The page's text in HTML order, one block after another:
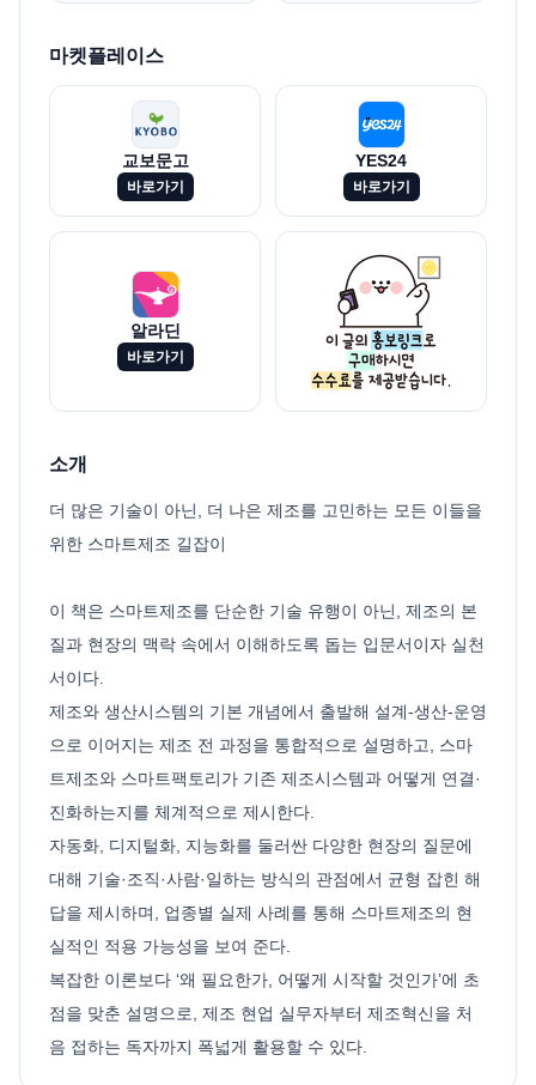
마켓플레이스
교보문고
바로가기
YES24
바로가기
알라딘
바로가기
소개
더 많은 기술이 아닌, 더 나은 제조를 고민하는 모든 이들을
위한 스마트제조 길잡이
이 책은 스마트제조를 단순한 기술 유행이 아닌, 제조의 본
질과 현장의 맥락 속에서 이해하도록 돕는 입문서이자 실천
서이다.
제조와 생산시스템의 기본 개념에서 출발해 설계-생산-운영
으로 이어지는 제조 전 과정을 통합적으로 설명하고, 스마
트제조와 스마트팩토리가 기존 제조시스템과 어떻게 연결·
진화하는지를 체계적으로 제시한다.
자동화, 디지털화, 지능화를 둘러싼 다양한 현장의 질문에
대해 기술·조직·사람·일하는 방식의 관점에서 균형 잡힌 해
답을 제시하며, 업종별 실제 사례를 통해 스마트제조의 현
실적인 적용 가능성을 보여 준다.
복잡한 이론보다 ‘왜 필요한가, 어떻게 시작할 것인가’에 초
점을 맞춘 설명으로, 제조 현업 실무자부터 제조혁신을 처
음 접하는 독자까지 폭넓게 활용할 수 있다.